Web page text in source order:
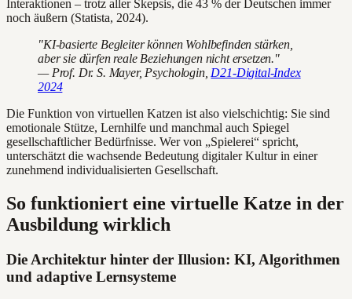
Interaktionen – trotz aller Skepsis, die 43 % der Deutschen immer
noch äußern (Statista, 2024).
"KI-basierte Begleiter können Wohlbefinden stärken,
aber sie dürfen reale Beziehungen nicht ersetzen."
— Prof. Dr. S. Mayer, Psychologin, D21-Digital-Index
2024
Die Funktion von virtuellen Katzen ist also vielschichtig: Sie sind
emotionale Stütze, Lernhilfe und manchmal auch Spiegel
gesellschaftlicher Bedürfnisse. Wer von „Spielerei“ spricht,
unterschätzt die wachsende Bedeutung digitaler Kultur in einer
zunehmend individualisierten Gesellschaft.
So funktioniert eine virtuelle Katze in der
Ausbildung wirklich
Die Architektur hinter der Illusion: KI, Algorithmen
und adaptive Lernsysteme